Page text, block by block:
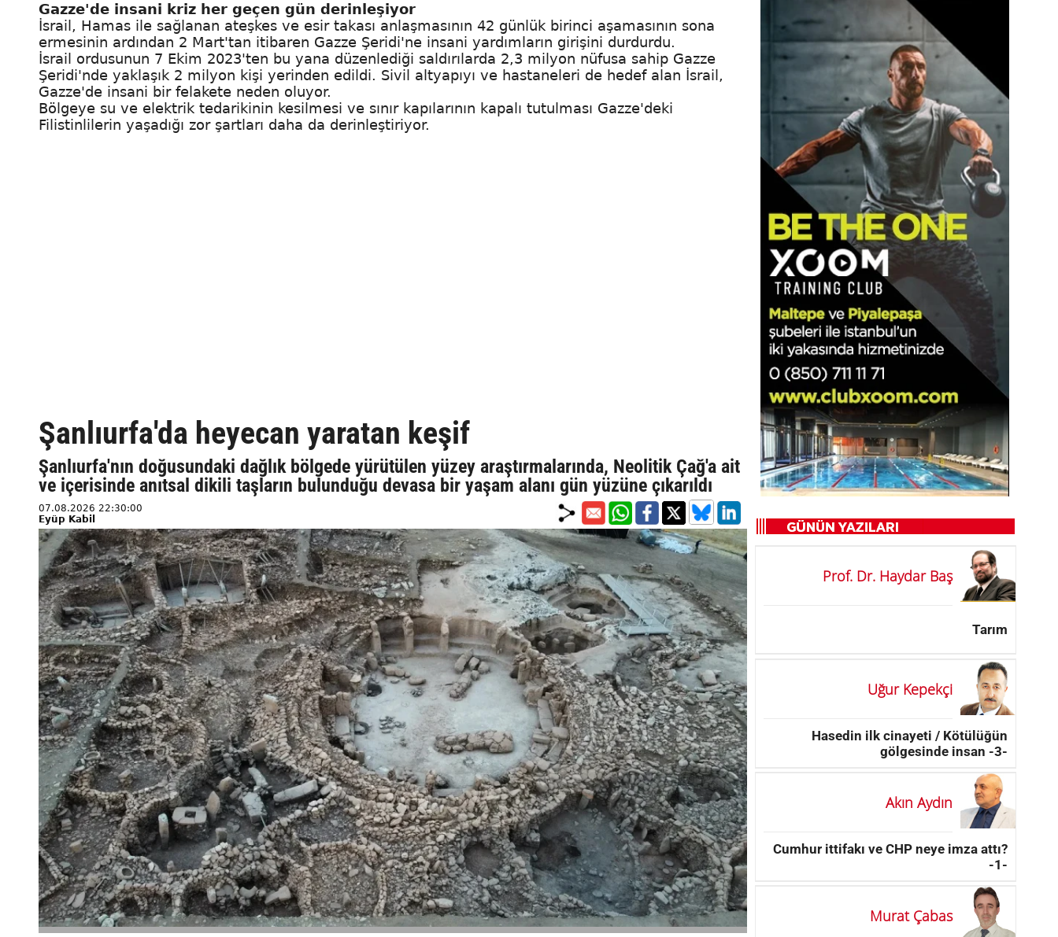
Gazze'de insani kriz her geçen gün derinleşiyor
İsrail, Hamas ile sağlanan ateşkes ve esir takası anlaşmasının 42 günlük birinci aşamasının sona
ermesinin ardından 2 Mart'tan itibaren Gazze Şeridi'ne insani yardımların girişini durdurdu.
İsrail ordusunun 7 Ekim 2023'ten bu yana düzenlediği saldırılarda 2,3 milyon nüfusa sahip Gazze
Şeridi'nde yaklaşık 2 milyon kişi yerinden edildi. Sivil altyapıyı ve hastaneleri de hedef alan İsrail,
Gazze'de insani bir felakete neden oluyor.
Bölgeye su ve elektrik tedarikinin kesilmesi ve sınır kapılarının kapalı tutulması Gazze'deki
Filistinlilerin yaşadığı zor şartları daha da derinleştiriyor.
Şanlıurfa'da heyecan yaratan keşif
Şanlıurfa'nın doğusundaki dağlık bölgede yürütülen yüzey araştırmalarında, Neolitik Çağ'a ait
ve içerisinde anıtsal dikili taşların bulunduğu devasa bir yaşam alanı gün yüzüne çıkarıldı
07.08.2026 22:30:00
Eyüp Kabil
Prof. Dr. Haydar Baş
Tarım
Uğur Kepekçi
Hasedin ilk cinayeti / Kötülüğün
gölgesinde insan -3-
Akın Aydın
Cumhur ittifakı ve CHP neye imza attı?
-1-
Murat Çabas